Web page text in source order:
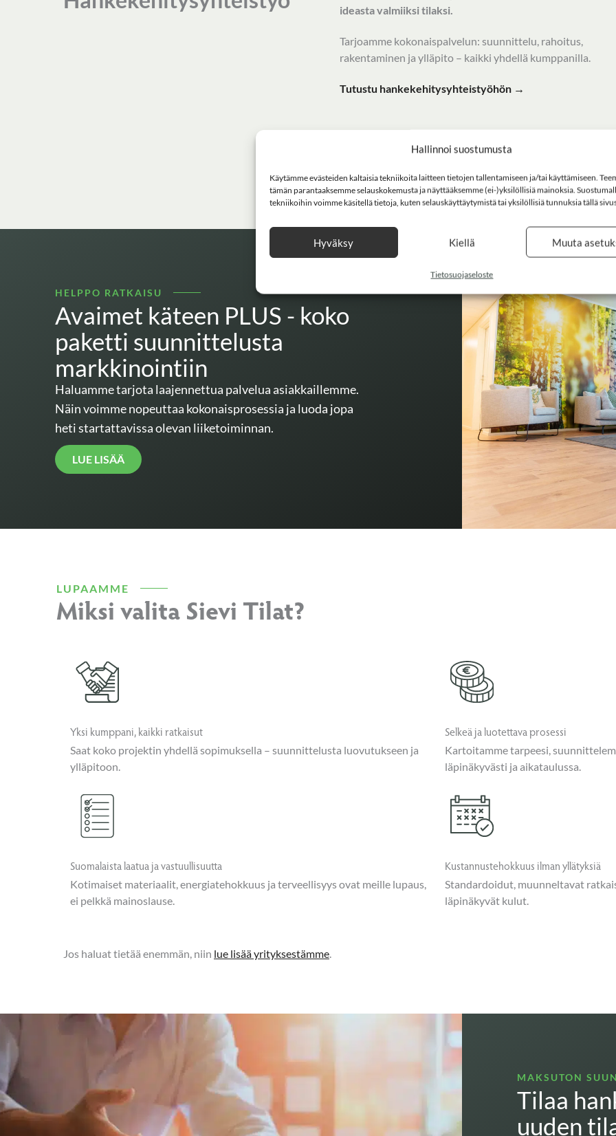
Hallinnoi suostumusta
Käytämme evästeiden kaltaisia tekniikoita laitteen tietojen tallentamiseen ja/tai käyttämiseen.
tämän parantaaksemme selauskokemusta ja näyttääksemme (ei-)yksilöllisiä mainoksia.
tekniikoihin voimme käsitellä tietoja, kuten selauskäyttäytymistä tai yksilöllisiä tunnuksia tällä
Hyväksy Kiellä Muuta
Tietosuojaseloste
ideasta valmiiksi tilaksi.
Tarjoamme kokonaispalvelun: suunnittelu, rahoitus,
rakentaminen ja ylläpito – kaikki yhdellä kumppanilla.
Tutustu hankekehitysyhteistyöhön →
HELPPO RATKAISU
Avaimet käteen PLUS - koko
paketti suunnittelusta
markkinointiin
Haluamme tarjota laajennettua palvelua asiakkaillemme.
Näin voimme nopeuttaa kokonaisprosessia ja luoda jopa
heti startattavissa olevan liiketoiminnan.
LUE LISÄÄ
LUPAAMME
Miksi valita Sievi Tilat?
Yksi kumppani, kaikki ratkaisut
Saat koko projektin yhdellä sopimuksella – suunnittelusta luovutukseen ja
ylläpitoon.
Selkeä ja luotettava prosessi
Kartoitamme tarpeesi,
läpinäkyvästi ja aikataulussa.
Suomalaista laatua ja vastuullisuutta
Kotimaiset materiaalit, energiatehokkuus ja terveellisyys ovat meille lupaus,
ei pelkkä mainoslause.
Kustannustehokkuus ilman yllätyksiä
Standardoidut, muunneltavat
läpinäkyvät kulut.
Jos haluat tietää enemmän, niin lue lisää yrityksestämme
MAKSUTON
Tilaa
uuden